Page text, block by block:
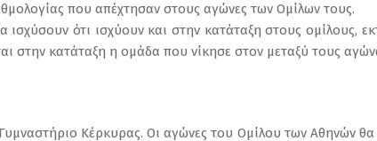
που απέχτησαν στους αγώνες των Ομίλων τους.
ότι ισχύουν και στην κατάταξη στους ομίλους,
στην κατάταξη η ομάδα που νίκησε στον μεταξύ τους
Κέρκυρας. Οι αγώνες του Ομίλου των Αθηνών θα